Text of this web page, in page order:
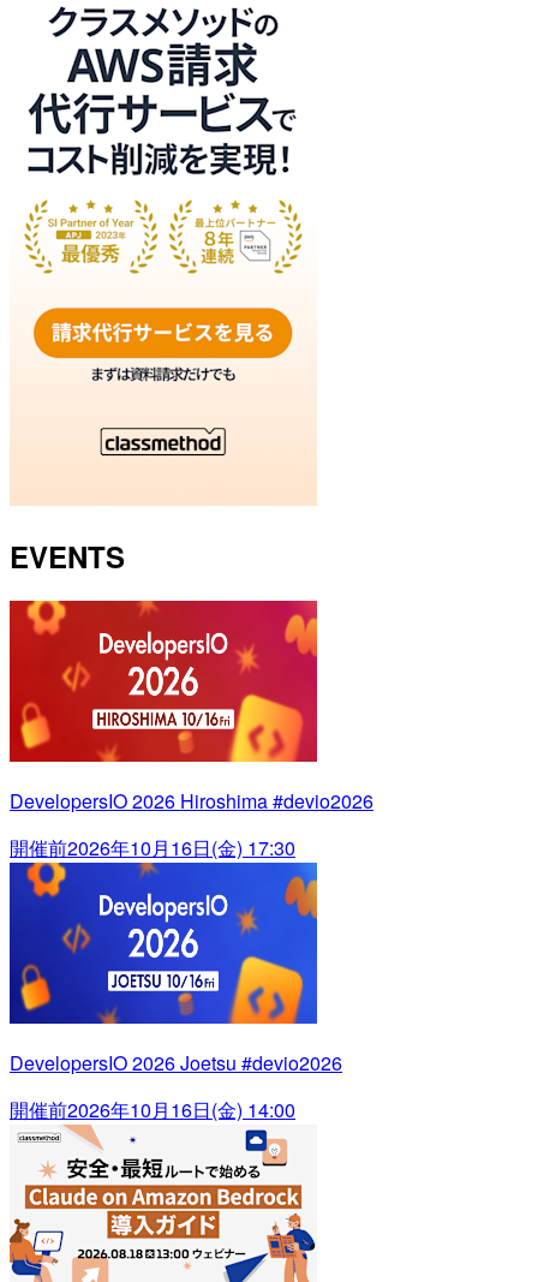
EVENTS
DevelopersIO 2026 Hiroshima #devio2026
開催前2026年10月16日(金) 17:30
DevelopersIO 2026 Joetsu #devio2026
開催前2026年10月16日(金) 14:00